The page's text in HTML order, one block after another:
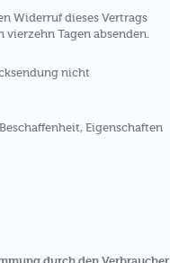
Widerruf dieses Vertrags
Tagen absenden.
nicht
Eigenschaften